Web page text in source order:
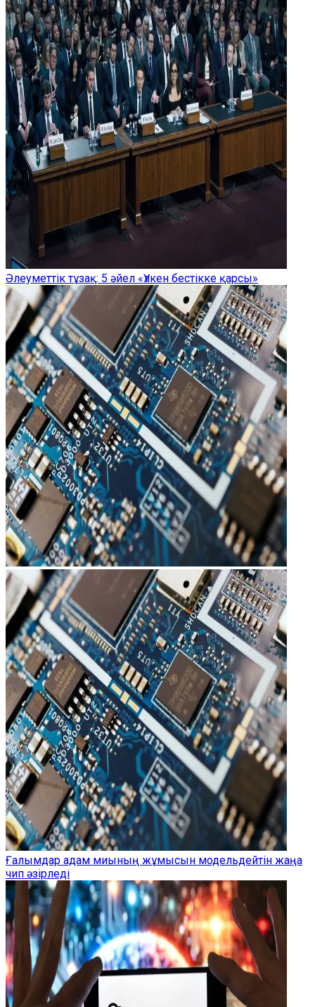
Әлеуметтік тұзақ: 5 әйел «Үлкен бестікке қарсы»
Ғалымдар адам миының жұмысын модельдейтін жаңа
чип әзірледі